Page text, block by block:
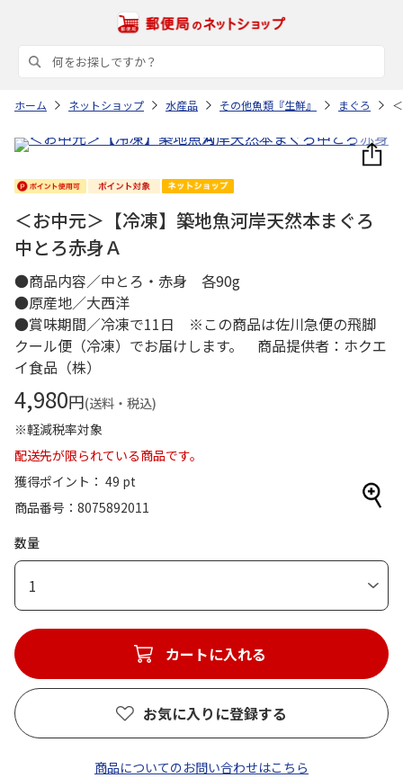
ホーム ネットショップ 水産品 その他魚類『生鮮』 まぐろ
＜お中元＞【冷凍】築地魚河岸天然本まぐろ
中とろ赤身Ａ
●商品内容／中とろ・赤身 各90g
●原産地／大西洋
●賞味期間／冷凍で11日 ※この商品は佐川急便の飛脚
クール便（冷凍）でお届けします。 商品提供者：ホクエ
イ食品（株）
4,980円(送料・税込)
※軽減税率対象
配送先が限られている商品です。
獲得ポイント： 49 pt
商品番号
8075892011
数量
1
カートに入れる
お気に入りに登録する
商品についてのお問い合わせはこちら